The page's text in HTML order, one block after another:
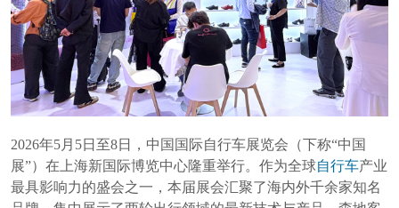
2026年5月5日至8日，中国国际自行车展览会（下称“中国
展”）在上海新国际博览中心隆重举行。作为全球自行车产业
最具影响力的盛会之一，本届展会汇聚了海内外千余家知名